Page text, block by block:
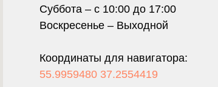
Суббота – с 10:00 до 17:00
Воскресенье – Выходной
Координаты для навигатора:
55.9959480 37.2554419